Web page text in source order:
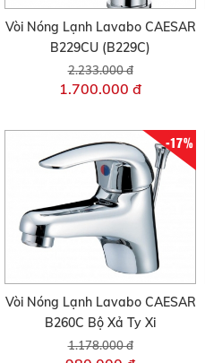
Vòi Nóng Lạnh Lavabo CAESAR
B229CU (B229C)
2.233.000 đ
1.700.000 đ
-17%
Vòi Nóng Lạnh Lavabo CAESAR
B260C Bộ Xả Ty Xi
1.178.000 đ